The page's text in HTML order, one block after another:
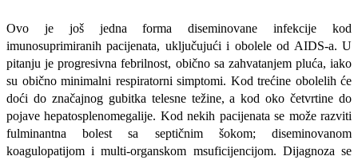
Ovo je još jedna forma diseminovane infekcije kod
imunosuprimiranih pacijenata, uključujući i obolele od AIDS-a. U
pitanju je pro­gresivna febrilnost, obično sa zahvatanjem pluća, iako
su obično minimalni respiratorni simptomi. Kod trećine obolelih će
doći do značajnog gubit­ka telesne težine, a kod oko četvrtine do
pojave hepatosplenomegalije. Kod nekih pacijenata se može razviti
fulminantna bolest sa septičnim šokom; diseminovanom
koagulopatijom i multi-organskom msuficijencijom. Dijagnoza se